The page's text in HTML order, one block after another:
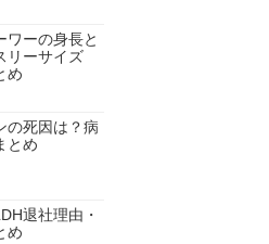
ワーの身長と
リーサイズ
め
の死因は？病
とめ
退社理由・
め